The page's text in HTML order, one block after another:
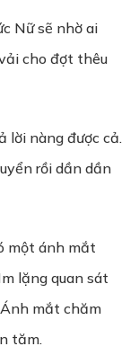
Nữ sẽ nhờ ai
cho đợt thêu
lời nàng được cả.
rồi dần dần
một ánh mắt
lặng quan sát
mắt chăm
tăm.